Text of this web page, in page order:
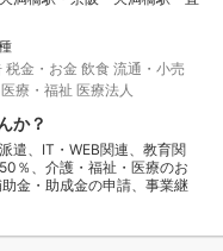
税金・お金 飲食 流通・小売
医療・福祉 医療法人
か？
遣、IT・WEB関連、教育関
％、介護・福祉・医療のお
金・助成金の申請、事業継